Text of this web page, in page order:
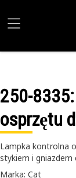
250-8335
osprzętu
Lampka kontrolna
stykiem i
Marka: Cat